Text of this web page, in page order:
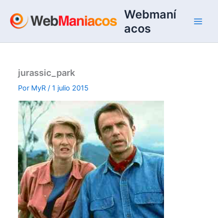
contenido
Webmaní
acos
jurassic_park
Por MyR/1 julio 2015